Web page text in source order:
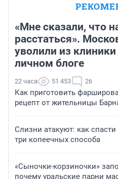
«Мне сказали, что
расстаться».
уволили из
личном блоге
22 часа 51 453 26
Как приготовить
рецепт от жительницы
Слизни атакуют: как
три копеечных способа
«Сыночки-корзиночки»
почему уральские парни